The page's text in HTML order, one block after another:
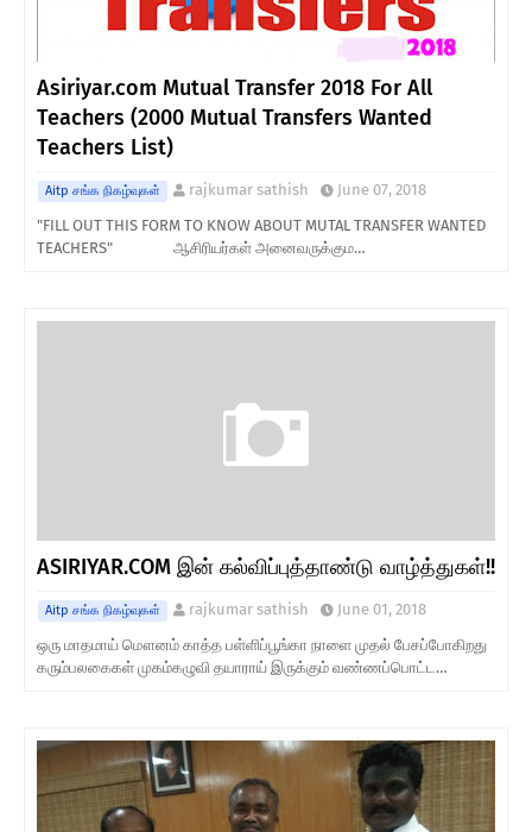
Asiriyar.com Mutual Transfer 2018 For All
Teachers (2000 Mutual Transfers Wanted
Teachers List)
Aitp சங்க நிகழ்வுகள் rajkumar sathish
June 07, 2018
"FILL OUT THIS FORM TO KNOW ABOUT MUTAL TRANSFER WANTED
TEACHERS" ஆசிரியர்கள் அனைவருக்கும…
ASIRIYAR.COM இன் கல்விப்புத்தாண்டு வாழ்த்துகள்!!
Aitp சங்க நிகழ்வுகள் rajkumar sathish
June 01, 2018
ஒரு மாதமாய் மௌனம் காத்த பள்ளிப்பூங்கா நாளை முதல் பேசப்போகிறது
கரும்பலகைகள் முகம்கழுவி தயாராய் இருக்கும் வண்ணப்பொட்ட…